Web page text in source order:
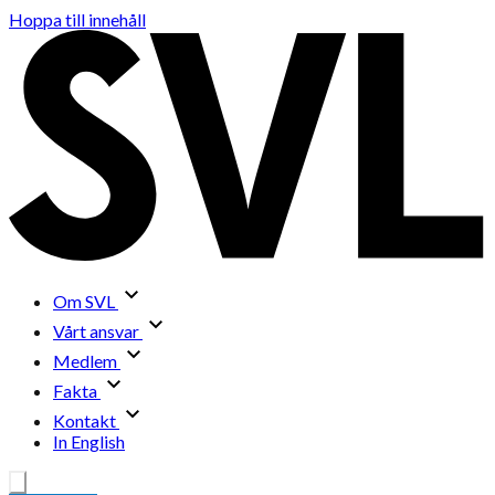
Hoppa till innehåll
Om SVL
Vårt ansvar
Medlem
Fakta
Kontakt
In English